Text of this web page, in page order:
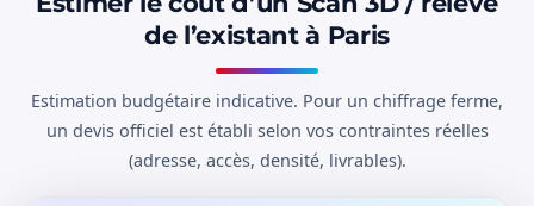
de l’existant à Paris
Estimation budgétaire indicative. Pour un chiffrage ferme,
un devis officiel est établi selon vos contraintes réelles
(adresse, accès, densité, livrables).